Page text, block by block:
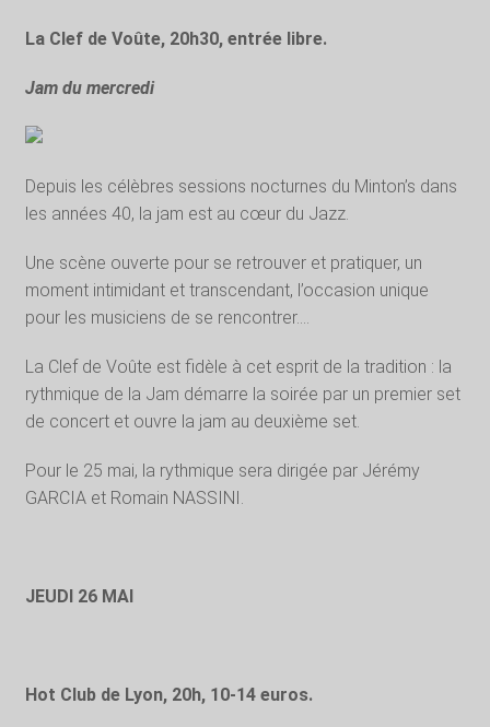
La Clef de Voûte, 20h30, entrée libre.
Jam du mercredi
Depuis les célèbres sessions nocturnes du Minton’s dans
les années 40, la jam est au cœur du Jazz.
Une scène ouverte pour se retrouver et pratiquer, un
moment intimidant et transcendant, l’occasion unique
pour les musiciens de se rencontrer….
La Clef de Voûte est fidèle à cet esprit de la tradition : la
rythmique de la Jam démarre la soirée par un premier set
de concert et ouvre la jam au deuxième set.
Pour le 25 mai, la rythmique sera dirigée par Jérémy
GARCIA et Romain NASSINI.
JEUDI 26 MAI
Hot Club de Lyon, 20h, 10-14 euros.